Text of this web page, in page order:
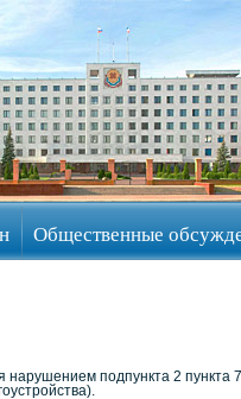
Общественные
подпункта 2 пункта